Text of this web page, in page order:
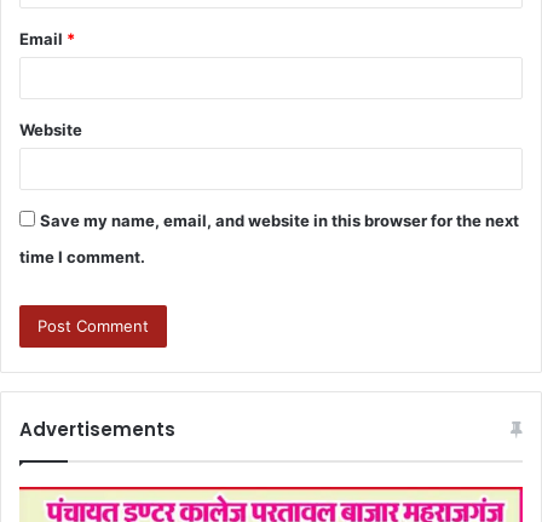
Email *
Website
Save my name, email, and website in this browser for the next
time I comment.
Advertisements